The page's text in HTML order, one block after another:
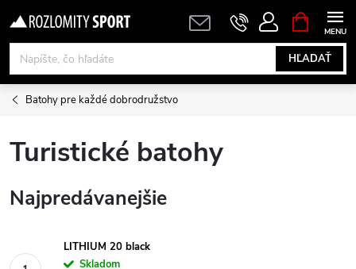
na
obsah
HĽADAŤ
KOŠÍK
Batohy pre každé dobrodružstvo
Turistické batohy
Najpredávanejšie
LITHIUM 20 black
Skladom